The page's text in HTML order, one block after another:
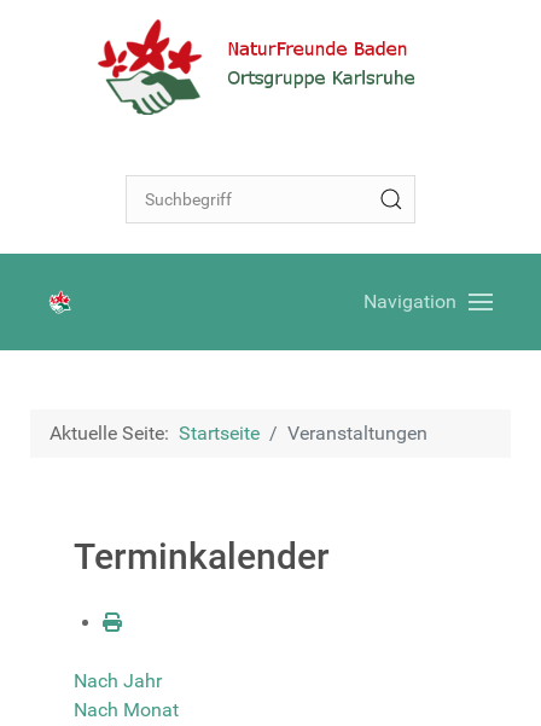
Navigation
Aktuelle Seite: Startseite Veranstaltungen
Terminkalender
Nach Jahr
Nach Monat